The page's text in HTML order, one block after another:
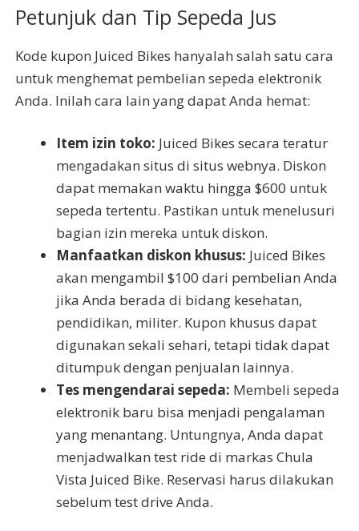
Petunjuk dan Tip Sepeda Jus
Kode kupon Juiced Bikes hanyalah salah satu cara
untuk menghemat pembelian sepeda elektronik
Anda. Inilah cara lain yang dapat Anda hemat:
Item izin toko: Juiced Bikes secara teratur
mengadakan situs di situs webnya. Diskon
dapat memakan waktu hingga $600 untuk
sepeda tertentu. Pastikan untuk menelusuri
bagian izin mereka untuk diskon.
Manfaatkan diskon khusus: Juiced Bikes
akan mengambil $100 dari pembelian Anda
jika Anda berada di bidang kesehatan,
pendidikan, militer. Kupon khusus dapat
digunakan sekali sehari, tetapi tidak dapat
ditumpuk dengan penjualan lainnya.
Tes mengendarai sepeda: Membeli sepeda
elektronik baru bisa menjadi pengalaman
yang menantang. Untungnya, Anda dapat
menjadwalkan test ride di markas Chula
Vista Juiced Bike. Reservasi harus dilakukan
sebelum test drive Anda.